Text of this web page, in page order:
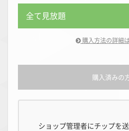
全て見放題
購入方法の詳細
購入済みの
ショップ管理者にチップを